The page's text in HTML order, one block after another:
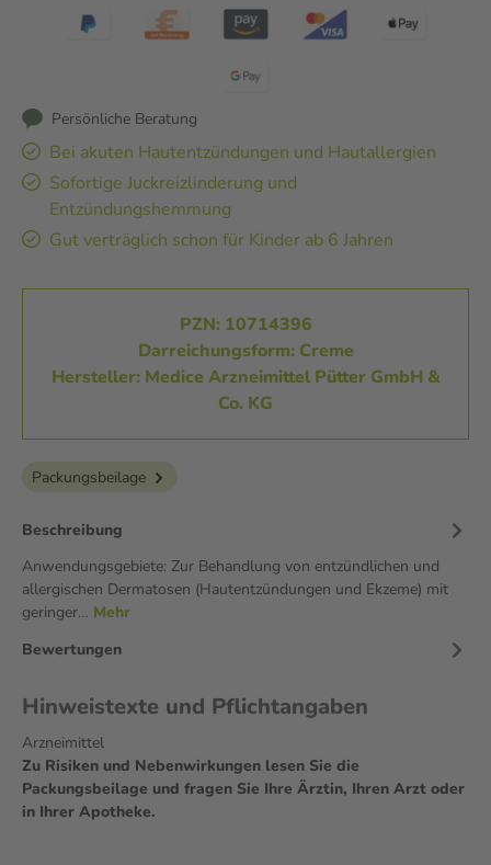
Persönliche Beratung
Bei akuten Hautentzündungen und Hautallergien
Sofortige Juckreizlinderung und
Entzündungshemmung
Gut verträglich schon für Kinder ab 6 Jahren
PZN: 10714396
Darreichungsform: Creme
Hersteller: Medice Arzneimittel Pütter GmbH &
Co. KG
Packungsbeilage
Beschreibung
Anwendungsgebiete: Zur Behandlung von entzündlichen und
allergischen Dermatosen (Hautentzündungen und Ekzeme) mit
geringer… Mehr
Bewertungen
Hinweistexte und Pflichtangaben
Arzneimittel
Zu Risiken und Nebenwirkungen lesen Sie die
Packungsbeilage und fragen Sie Ihre Ärztin, Ihren Arzt oder
in Ihrer Apotheke.